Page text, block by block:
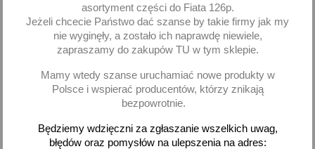
Daewoo Espero Lanos
Nexia
asortyment części do Fiata 126p.
Jeżeli chcecie Państwo dać szanse by takie firmy jak my
nie wyginęły, a zostało ich naprawdę niewiele,
zapraszamy do zakupów TU w tym sklepie.
Mamy wtedy szanse uruchamiać nowe produkty w
Polsce i wspierać producentów, którzy znikają
bezpowrotnie.
Będziemy wdzięczni za zgłaszanie wszelkich uwag,
błędów oraz pomysłów na ulepszenia na adres: